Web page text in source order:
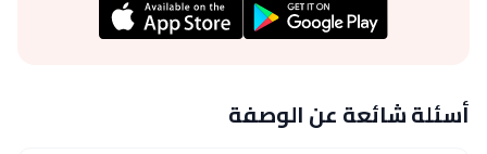
أسئلة شائعة عن الوصفة